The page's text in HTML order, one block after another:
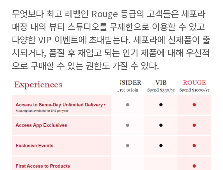
무엇보다 최고 레벨인 Rouge 등급의 고객들은 세포라
매장 내의 뷰티 스튜디오를 무제한으로 이용할 수 있고
다양한 VIP 이벤트에 초대받는다. 세포라에 신제품이 출
시되거나, 품절 후 재입고 되는 인기 제품에 대해 우선적
으로 구매할 수 있는 권한도 가질 수 있다.